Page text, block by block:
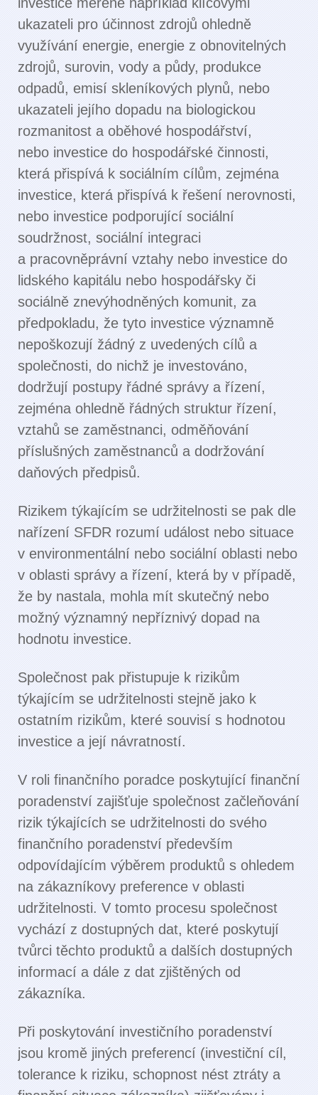
ukazateli pro účinnost zdrojů ohledně
využívání energie, energie z obnovitelných
zdrojů, surovin, vody a půdy, produkce
odpadů, emisí skleníkových plynů, nebo
ukazateli jejího dopadu na biologickou
rozmanitost a oběhové hospodářství,
nebo investice do hospodářské činnosti,
která přispívá k sociálním cílům, zejména
investice, která přispívá k řešení nerovnosti,
nebo investice podporující sociální
soudržnost, sociální integraci
a pracovněprávní vztahy nebo investice do
lidského kapitálu nebo hospodářsky či
sociálně znevýhodněných komunit, za
předpokladu, že tyto investice významně
nepoškozují žádný z uvedených cílů a
společnosti, do nichž je investováno,
dodržují postupy řádné správy a řízení,
zejména ohledně řádných struktur řízení,
vztahů se zaměstnanci, odměňování
příslušných zaměstnanců a dodržování
daňových předpisů.
Rizikem týkajícím se udržitelnosti se pak dle
nařízení SFDR rozumí událost nebo situace
v environmentální nebo sociální oblasti nebo
v oblasti správy a řízení, která by v případě,
že by nastala, mohla mít skutečný nebo
možný významný nepříznivý dopad na
hodnotu investice.
Společnost pak přistupuje k rizikům
týkajícím se udržitelnosti stejně jako k
ostatním rizikům, které souvisí s hodnotou
investice a její návratností.
V roli finančního poradce poskytující finanční
poradenství zajišťuje společnost začleňování
rizik týkajících se udržitelnosti do svého
finančního poradenství především
odpovídajícím výběrem produktů s ohledem
na zákazníkovy preference v oblasti
udržitelnosti. V tomto procesu společnost
vychází z dostupných dat, které poskytují
tvůrci těchto produktů a dalších dostupných
informací a dále z dat zjištěných od
zákazníka.
Při poskytování investičního poradenství
jsou kromě jiných preferencí (investiční cíl,
tolerance k riziku, schopnost nést ztráty a